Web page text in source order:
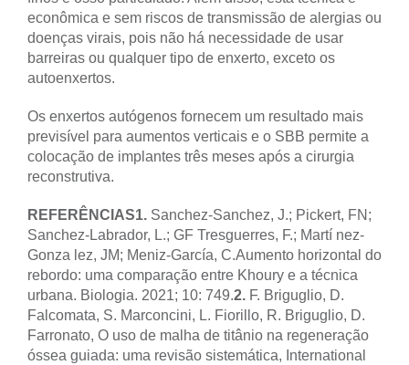
econômica e sem riscos de transmissão de alergias ou
doenças virais, pois não há necessidade de usar
barreiras ou qualquer tipo de enxerto, exceto os
autoenxertos.
Os enxertos autógenos fornecem um resultado mais
previsível para aumentos verticais e o SBB permite a
colocação de implantes três meses após a cirurgia
reconstrutiva.
REFERÊNCIAS1. Sanchez-Sanchez, J.; Pickert, FN;
Sanchez-Labrador, L.; GF Tresguerres, F.; Martí nez-
Gonza lez, JM; Meniz-García, C.Aumento horizontal do
rebordo: uma comparação entre Khoury e a técnica
urbana. Biologia. 2021; 10: 749.2. F. Briguglio, D.
Falcomata, S. Marconcini, L. Fiorillo, R. Briguglio, D.
Farronato, O uso de malha de titânio na regeneração
óssea guiada: uma revisão sistemática, International